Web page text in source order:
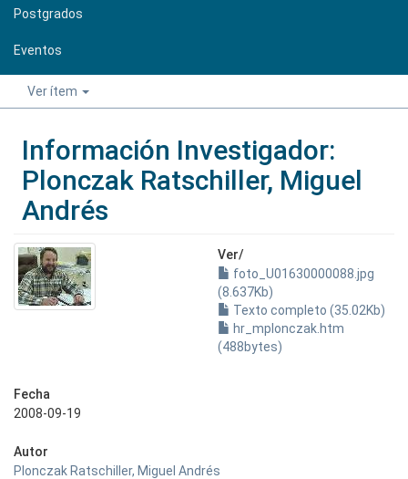
Postgrados
Eventos
Ver ítem
Información Investigador:
Plonczak Ratschiller, Miguel
Andrés
Ver/
foto_U01630000088.jpg
(8.637Kb)
Texto completo (35.02Kb)
hr_mplonczak.htm
(488bytes)
Fecha
2008-09-19
Autor
Plonczak Ratschiller, Miguel Andrés